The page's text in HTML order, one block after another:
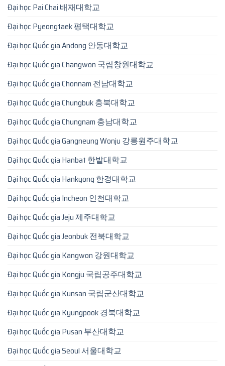
Đại học Pai Chai 배재대학교
Đại học Pyeongtaek 평택대학교
Đại học Quốc gia Andong 안동대학교
Đại học Quốc gia Changwon 국립창원대학교
Đại học Quốc gia Chonnam 전남대학교
Đại học Quốc gia Chungbuk 충북대학교
Đại học Quốc gia Chungnam 충남대학교
Đại học Quốc gia Gangneung Wonju 강릉원주대학교
Đại học Quốc gia Hanbat 한밭대학교
Đại học Quốc gia Hankyong 한경대학교
Đại học Quốc gia Incheon 인천대학교
Đại học Quốc gia Jeju 제주대학교
Đại học Quốc gia Jeonbuk 전북대학교
Đại học Quốc gia Kangwon 강원대학교
Đại học Quốc gia Kongju 국립공주대학교
Đại học Quốc gia Kunsan 국립군산대학교
Đại học Quốc gia Kyungpook 경북대학교
Đại học Quốc gia Pusan 부산대학교
Đại học Quốc gia Seoul 서울대학교